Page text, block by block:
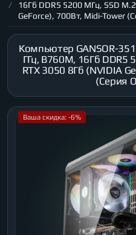
16Гб DDR5 5200 МГц, SSD
GeForce), 700Вт, Midi-Tower
Компьютер GANSOR-
ГГц, B760M, 16Гб DDR5
RTX 3050 8Гб (NVIDIA
(Серия
Ваша скидка: -6%